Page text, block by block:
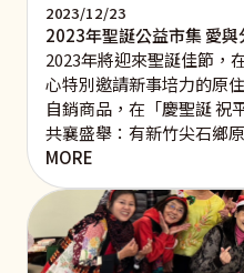
2023/12/23
2023年聖誕公益市集 愛與
2023年將迎來聖誕佳節，
心特別邀請新事培力的原
自銷商品，在「慶聖誕 祝
共襄盛舉：有新竹尖石鄉
MORE